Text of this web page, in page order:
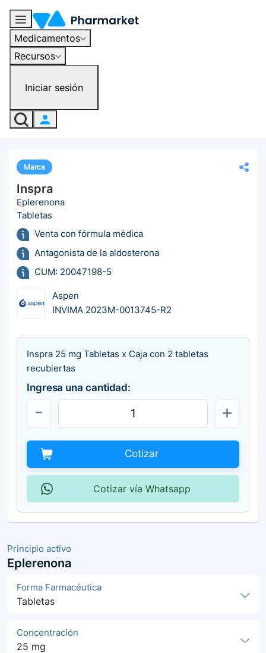
Medicamentos
Recursos
Iniciar sesión
Principio activo
Eplerenona
Forma Farmacéutica
Tabletas
Concentración
25 mg
Marca
Inspra
Eplerenona
Tabletas
Venta con fórmula médica
Antagonista de la aldosterona
CUM: 20047198-5
Aspen
INVIMA 2023M-0013745-R2
Inspra 25 mg Tabletas x Caja con 2 tabletas
recubiertas
Ingresa una cantidad:
Cotizar
Cotizar vía Whatsapp